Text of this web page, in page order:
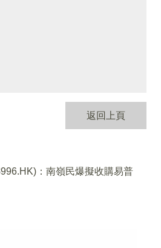
返回上頁
：南嶺民爆擬收購易普